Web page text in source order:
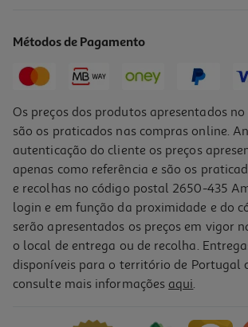
Métodos de Pagamento
Os preços dos produtos apresentados
são os praticados nas compras online.
autenticação do cliente os preços
apenas como referência e são os
e recolhas no código postal 2650-435
login e em função da proximidade e do
serão apresentados os preços em vigor
o local de entrega ou de recolha.
disponíveis para o território de Portugal
consulte mais informações aqui.